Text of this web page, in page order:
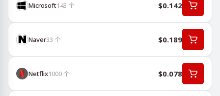
Microsoft143 个 $0.142
Naver33 个 $0.189
Netflix1000个 $0.078